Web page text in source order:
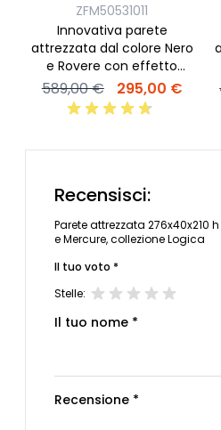
ZFM50531011
Innovativa parete
attrezzata dal colore Nero
e Rovere con effetto
cannettato stampato
589,00 € 295,00 €
Recensisci:
Parete attrezzata 276x40x210
e Mercure, collezione Logica
Il tuo voto *
Stelle:
Il tuo nome *
Recensione *